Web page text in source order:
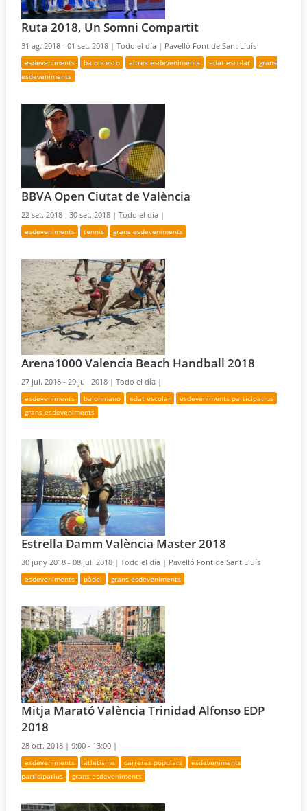
Ruta 2018, Un Somni Compartit
31 ag. 2018 - 01 set. 2018 |Todo el día | Pavelló Font de Sant Lluís
esdeveniments baloncesto altres esdeveniments edat escolar
grans
esdeveniments
BBVA Open Ciutat de València
22 set. 2018 - 30 set. 2018 |Todo el día |
esdeveniments tennis grans esdeveniments
Arena1000 Valencia Beach Handball 2018
27 jul. 2018 - 29 jul. 2018 |Todo el día |
esdeveniments balonmano edat escolar
esdeveniments participatius
grans esdeveniments
Estrella Damm València Master 2018
30 juny 2018 - 08 jul. 2018 |Todo el día | Pavelló Font de Sant Lluís
esdeveniments pàdel grans esdeveniments
Mitja Marató València Trinidad Alfonso EDP
2018
28 oct. 2018 |9:00 - 13:00 |
esdeveniments atletisme carreres populars
esdeveniments
participatius
grans esdeveniments